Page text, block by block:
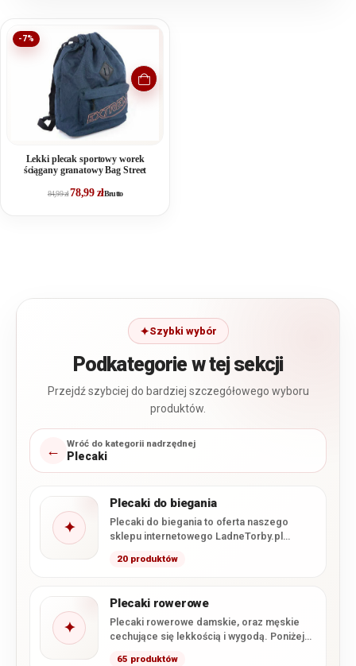
-7%
Lekki plecak sportowy worek
ściągany granatowy Bag Street
84,99zł78,99 złBrutto
Szybki wybór
Podkategorie w tej sekcji
Przejdź szybciej do bardziej szczegółowego wyboru
produktów.
← Wróć do kategorii nadrzędnej
Plecaki
✦
Plecaki do biegania
Plecaki do biegania to oferta naszego
sklepu internetowego LadneTorby.pl
najważniejszy parametr…
20 produktów
✦
Plecaki rowerowe
Plecaki rowerowe damskie, oraz męskie
cechujące się lekkością i wygodą. Poniżej
65 produktów